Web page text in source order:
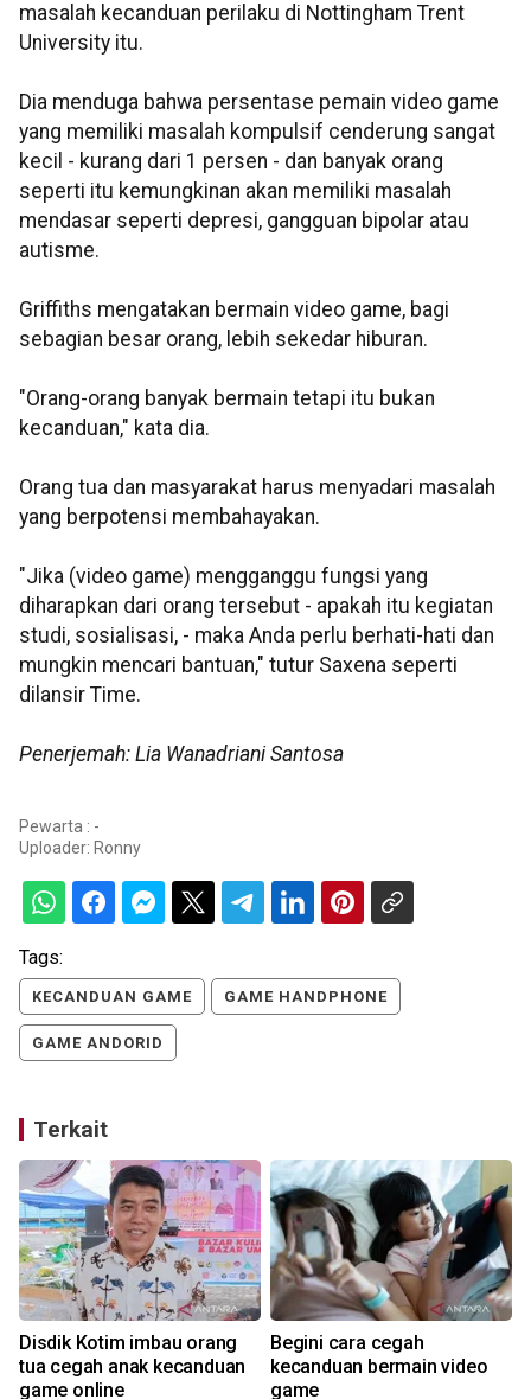
masalah kecanduan perilaku di Nottingham Trent
University itu.
Dia menduga bahwa persentase pemain video game
yang memiliki masalah kompulsif cenderung sangat
kecil - kurang dari 1 persen - dan banyak orang
seperti itu kemungkinan akan memiliki masalah
mendasar seperti depresi, gangguan bipolar atau
autisme.
Griffiths mengatakan bermain video game, bagi
sebagian besar orang, lebih sekedar hiburan.
"Orang-orang banyak bermain tetapi itu bukan
kecanduan," kata dia.
Orang tua dan masyarakat harus menyadari masalah
yang berpotensi membahayakan.
"Jika (video game) mengganggu fungsi yang
diharapkan dari orang tersebut - apakah itu kegiatan
studi, sosialisasi, - maka Anda perlu berhati-hati dan
mungkin mencari bantuan," tutur Saxena seperti
dilansir Time.
Penerjemah: Lia Wanadriani Santosa
Pewarta : -
Uploader: Ronny
Tags:
KECANDUAN GAME GAME HANDPHONE
GAME ANDORID
Terkait
Disdik Kotim imbau orang
tua cegah anak kecanduan
game online
Begini cara cegah
kecanduan bermain video
game